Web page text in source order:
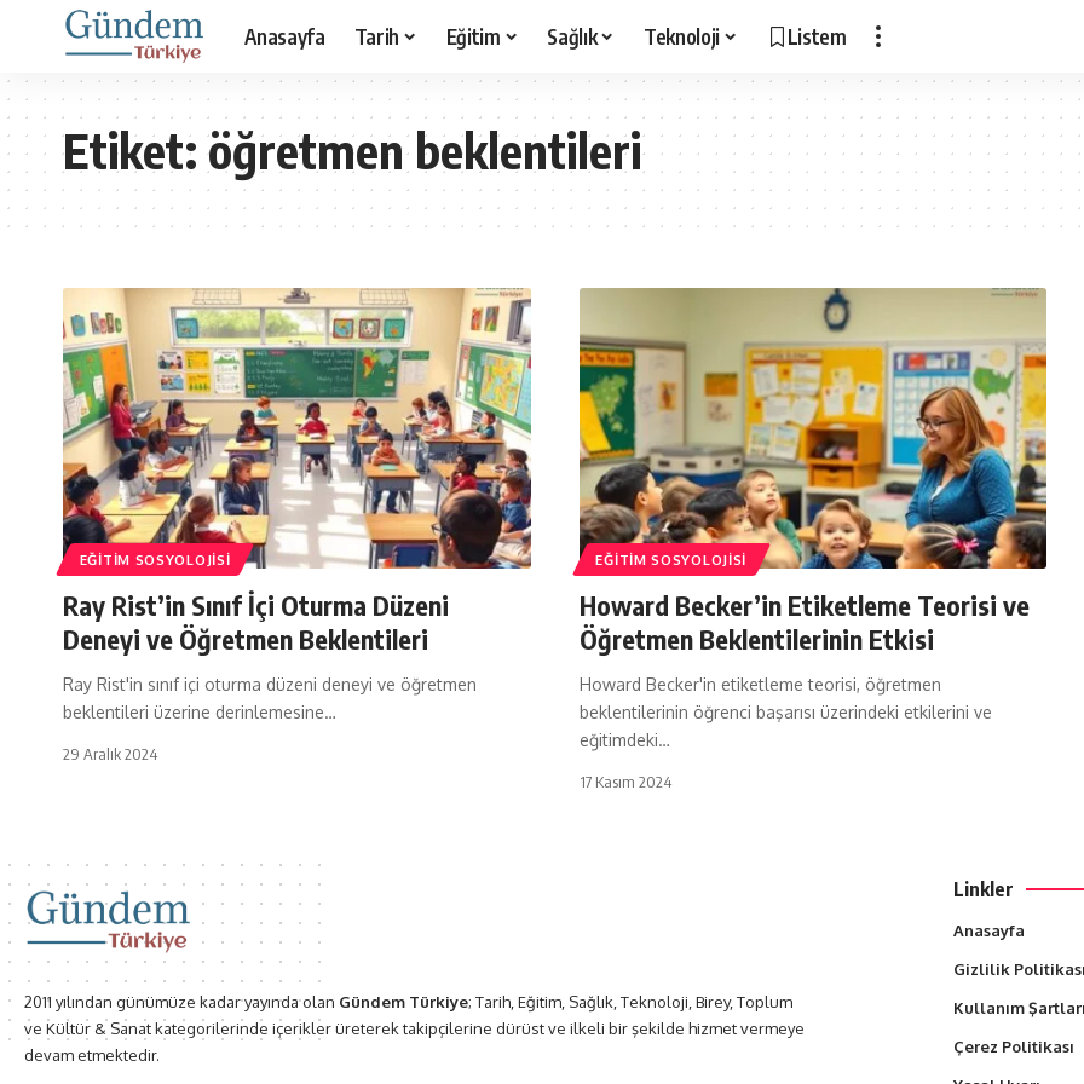
Anasayfa Tarih Eğitim Sağlık Teknoloji Listem
Etiket:öğretmen beklentileri
EĞITIM SOSYOLOJISI
Ray Rist’in Sınıf İçi Oturma Düzeni
Deneyi ve Öğretmen Beklentileri
Ray Rist'in sınıf içi oturma düzeni deneyi ve öğretmen
beklentileri üzerine derinlemesine…
29 Aralık 2024
EĞITIM SOSYOLOJISI
Howard Becker’in Etiketleme Teorisi ve
Öğretmen Beklentilerinin Etkisi
Howard Becker'in etiketleme teorisi, öğretmen
beklentilerinin öğrenci başarısı üzerindeki etkilerini ve
eğitimdeki…
17 Kasım 2024
2011 yılından günümüze kadar yayında olan Gündem Türkiye; Tarih, Eğitim, Sağlık, Teknoloji, Birey, Toplum
ve Kültür & Sanat kategorilerinde içerikler üreterek takipçilerine dürüst ve ilkeli bir şekilde hizmet vermeye
devam etmektedir.
Linkler
Anasayfa
Gizlilik Politikası
Kullanım Şartları
Çerez Politikası